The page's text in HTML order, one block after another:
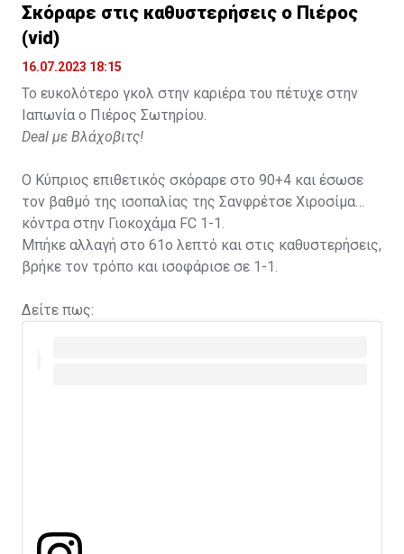
Η δημοσίευση κοινοποιήθηκε από το χρήστη David Beckham
Σκόραρε στις καθυστερήσεις ο Πιέρος
(vid)
16.07.2023 18:15
Το ευκολότερο γκολ στην καριέρα του πέτυχε στην
Ιαπωνία ο Πιέρος Σωτηρίου.
Deal με Βλάχοβιτς!
Ο Κύπριος επιθετικός σκόραρε στο 90+4 και έσωσε
τον βαθμό της ισοπαλίας της Σανφρέτσε Χιροσίμα
κόντρα στην Γιοκοχάμα FC 1-1.
Μπήκε αλλαγή στο 61ο λεπτό και στις καθυστερήσεις,
βρήκε τον τρόπο και ισοφάρισε σε 1-1.
Δείτε πως: